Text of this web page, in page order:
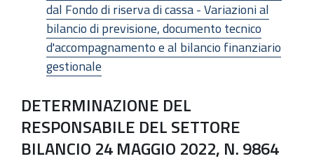
dal Fondo di riserva di cassa - Variazioni al
bilancio di previsione, documento tecnico
d'accompagnamento e al bilancio finanziario
gestionale
DETERMINAZIONE DEL
RESPONSABILE DEL SETTORE
BILANCIO 24 MAGGIO 2022, N. 9864